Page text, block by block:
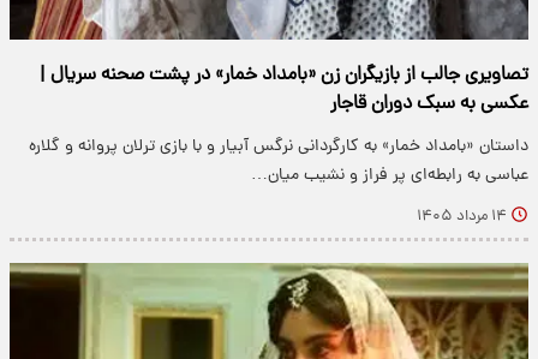
تصاویری جالب از بازیگران زن «بامداد خمار» در پشت صحنه سریال |
عکسی به سبک دوران قاجار
داستان «بامداد خمار» به کارگردانی نرگس آبیار و با بازی ترلان پروانه و گلاره
عباسی به رابطه‌ای پر فراز و نشیب میان…
۱۴ مرداد ۱۴۰۵